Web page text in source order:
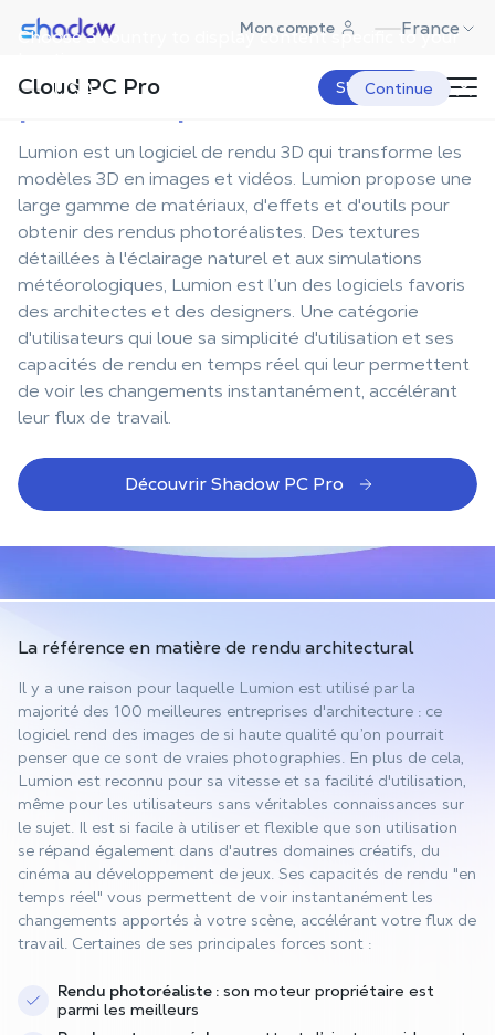
Choose a country to display content specific to your
USA Continue
Shadow.tech Mon compte France
Cloud PC Pro S'abonner
La station de travail
parfaite pour Lumion
Lumion est un logiciel de rendu 3D qui transforme les
modèles 3D en images et vidéos. Lumion propose une
large gamme de matériaux, d'effets et d'outils pour
obtenir des rendus photoréalistes. Des textures
détaillées à l'éclairage naturel et aux simulations
météorologiques, Lumion est l’un des logiciels favoris
des architectes et des designers. Une catégorie
d'utilisateurs qui loue sa simplicité d'utilisation et ses
capacités de rendu en temps réel qui leur permettent
de voir les changements instantanément, accélérant
leur flux de travail.
Découvrir Shadow PC Pro
La référence en matière de rendu architectural
Il y a une raison pour laquelle Lumion est utilisé par la
majorité des 100 meilleures entreprises d'architecture : ce
logiciel rend des images de si haute qualité qu’on pourrait
penser que ce sont de vraies photographies. En plus de cela,
Lumion est reconnu pour sa vitesse et sa facilité d'utilisation,
même pour les utilisateurs sans véritables connaissances sur
le sujet. Il est si facile à utiliser et flexible que son utilisation
se répand également dans d'autres domaines créatifs, du
cinéma au développement de jeux. Ses capacités de rendu "en
temps réel" vous permettent de voir instantanément les
changements apportés à votre scène, accélérant votre flux de
travail. Certaines de ses principales forces sont :
Rendu photoréaliste : son moteur propriétaire est
parmi les meilleurs